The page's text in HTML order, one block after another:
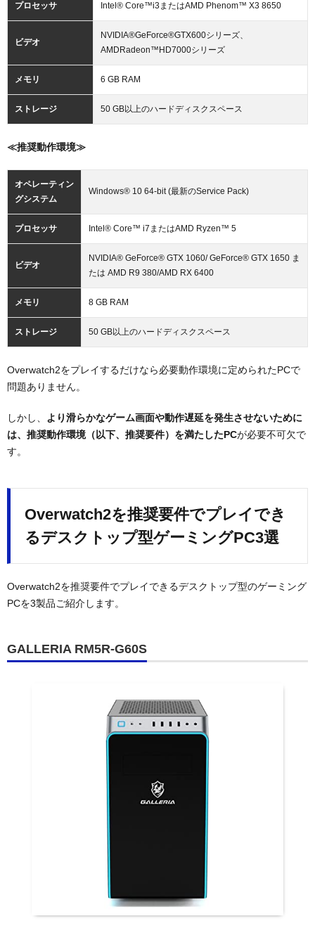
プロセッサ Intel® Core™i3またはAMD Phenom™ X3 8650
ビデオ
NVIDIA®GeForce®GTX600シリーズ、
AMDRadeon™HD7000シリーズ
メモリ 6 GB RAM
ストレージ 50 GB以上のハードディスクスペース
≪推奨動作環境≫
オペレーティン
グシステム
Windows® 10 64-bit (最新のService Pack)
プロセッサ Intel® Core™ i7またはAMD Ryzen™ 5
ビデオ
NVIDIA® GeForce® GTX 1060/ GeForce® GTX 1650 ま
たは AMD R9 380/AMD RX 6400
メモリ 8 GB RAM
ストレージ 50 GB以上のハードディスクスペース
Overwatch2をプレイするだけなら必要動作環境に定められたPCで
問題ありません。
しかし、
より滑らかなゲーム画面や動作遅延を発生させないために
は、推奨動作環境（以下、推奨要件）を満たしたPCが必要不可欠で
す。
Overwatch2を推奨要件でプレイでき
るデスクトップ型ゲーミングPC3選
Overwatch2を推奨要件でプレイできるデスクトップ型のゲーミング
PCを3製品ご紹介します。
GALLERIA RM5R-G60S